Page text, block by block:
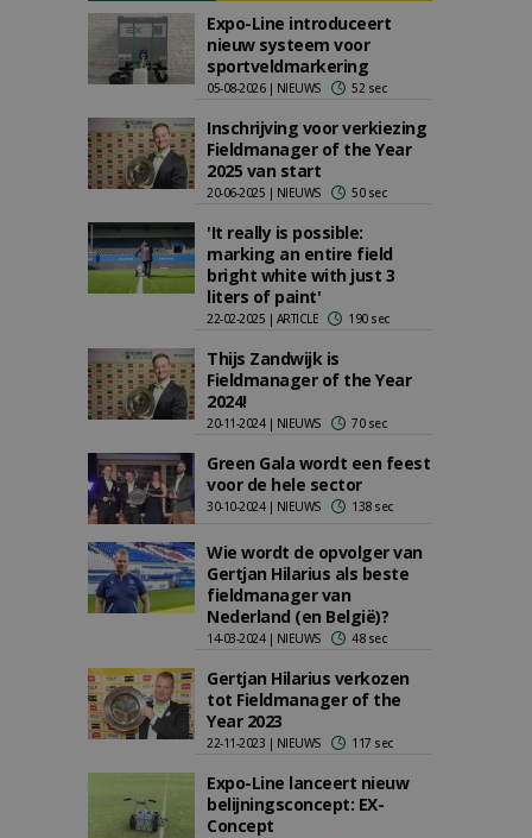
Expo-Line introduceert
nieuw systeem voor
sportveldmarkering
05-08-2026 | NIEUWS 52 sec
Inschrijving voor verkiezing
Fieldmanager of the Year
2025 van start
20-06-2025 | NIEUWS 50 sec
'It really is possible:
marking an entire field
bright white with just 3
liters of paint'
22-02-2025 | ARTICLE 190 sec
Thijs Zandwijk is
Fieldmanager of the Year
2024!
20-11-2024 | NIEUWS 70 sec
Green Gala wordt een feest
voor de hele sector
30-10-2024 | NIEUWS 138 sec
Wie wordt de opvolger van
Gertjan Hilarius als beste
fieldmanager van
Nederland (en België)?
14-03-2024 | NIEUWS 48 sec
Gertjan Hilarius verkozen
tot Fieldmanager of the
Year 2023
22-11-2023 | NIEUWS 117 sec
Expo-Line lanceert nieuw
belijningsconcept: EX-
Concept